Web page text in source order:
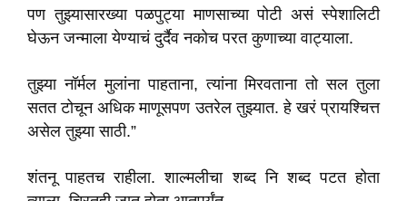
पण तुझ्यासारख्या पळपुट्या माणसाच्या पोटी असं स्पेशालिटी
घेऊन जन्माला येण्याचं दुर्दैव नकोच परत कुणाच्या वाट्याला.
तुझ्या नॉर्मल मुलांना पाहताना, त्यांना मिरवताना तो सल तुला
सतत टोचून अधिक माणूसपण उतरेल तुझ्यात. हे खरं प्रायश्चित्त
असेल तुझ्या साठी.”
शंतनू पाहतच राहीला. शाल्मलीचा शब्द नि शब्द पटत होता